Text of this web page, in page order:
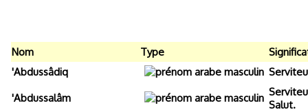
Nom Type
'Abdussâdiq
'Abdussalâm
Salut.